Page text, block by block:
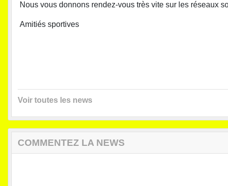
Nous vous donnons rendez-vous très vite sur les réseaux
Amitiés sportives
Voir toutes les news
COMMENTEZ LA NEWS